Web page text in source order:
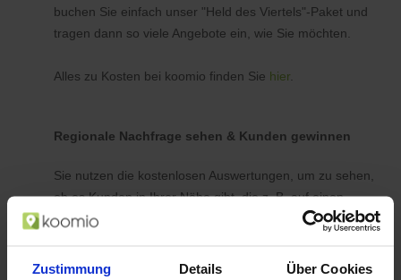
Zustimmung Details Über Cookies
buchen Sie einfach unser "Held des Viertels"-Paket und
tragen dann so viele Angebote ein, wie Sie möchten.
Alles zu Kosten bei koomio finden Sie hier
Regionale Nachfrage sehen & Kunden gewinnen
Sie nutzen die kostenlosen Auswertungen, um zu sehen,
ob es Kunden in Ihrer Nähe gibt, die z. B. auf einen
Haarschnitt oder eine TÜV-Abnahme zu einem
haben, tragen Sie für diesen Zeitraum ein